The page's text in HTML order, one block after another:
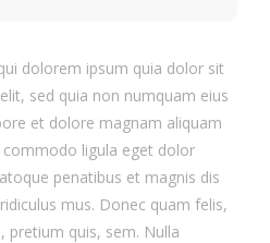
dolorem ipsum quia dolor sit
sed quia non numquam eius
et dolore magnam aliquam
ligula eget dolor
penatibus et magnis dis
mus. Donec quam felis,
pretium quis, sem. Nulla